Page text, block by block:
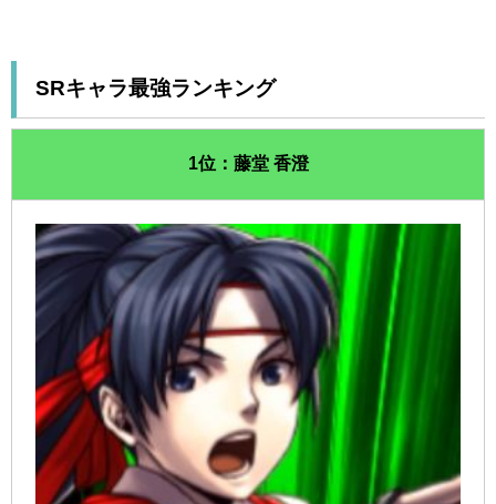
SRキャラ最強ランキング
1位：藤堂 香澄